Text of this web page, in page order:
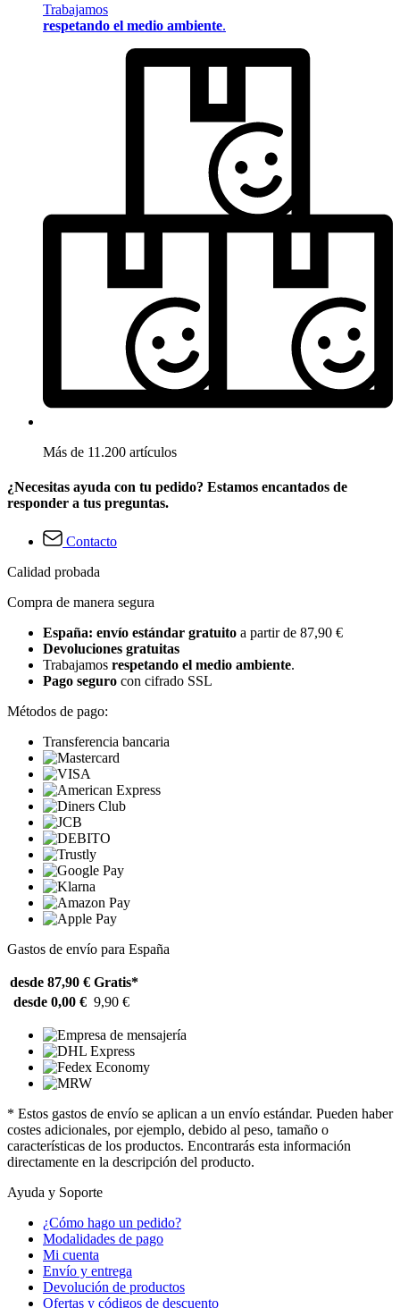
Trabajamos
respetando el medio ambiente.
Más de 11.200 artículos
¿Necesitas ayuda con tu pedido? Estamos encantados de
responder a tus preguntas.
Contacto
Calidad probada
Compra de manera segura
España: envío estándar gratuito a partir de 87,90 €
Devoluciones gratuitas
Trabajamos respetando el medio ambiente.
Pago seguro con cifrado SSL
Métodos de pago:
Transferencia bancaria
Gastos de envío para España
desde 87,90 € Gratis*
desde 0,00 € 9,90 €
* Estos gastos de envío se aplican a un envío estándar. Pueden haber
costes adicionales, por ejemplo, debido al peso, tamaño o
características de los productos. Encontrarás esta información
directamente en la descripción del producto.
Ayuda y Soporte
¿Cómo hago un pedido?
Modalidades de pago
Mi cuenta
Envío y entrega
Devolución de productos
Ofertas y códigos de descuento